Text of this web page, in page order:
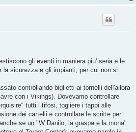
gli eventi in maniera piu' seria e le
la sicurezza e gli impianti, per cui non si
controllando biglietti ai tornelli dell'allora
con i Vikings). Dovevamo controllare
tutti i tifosi, togliere i tappi alle
dei cartelli e controllare le scritte per
se un "W Danilo, la graspa e la mona"